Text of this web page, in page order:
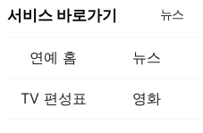
서비스 바로가기 뉴스
연예 홈 뉴스
TV 편성표 영화